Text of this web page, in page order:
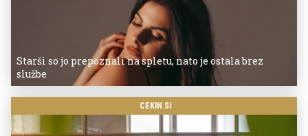
Starši so jo prepoznali na spletu, nato je ostala brez
službe
CEKIN.SI